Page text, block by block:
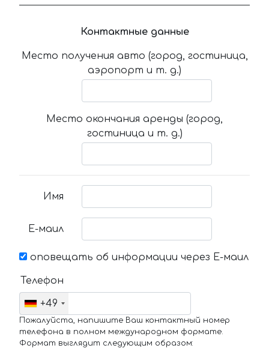
Контактные данные
Место получения авто (город, гостиница,
аэропорт и т. д.)
Место окончания аренды (город,
гостиница и т. д.)
Имя
Е-маил
оповещать об информации через Е-маил
Телефон
+49
Пожалуйста, напишите Ваш контактный номер
телефона в полном международном формате.
Формат выглядит следующим образом: